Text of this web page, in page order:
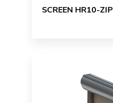
SCREEN HR10-ZIP